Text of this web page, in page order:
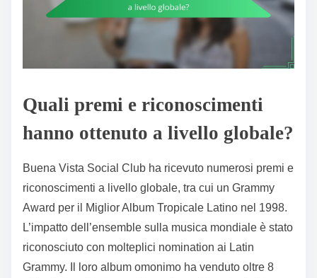
Quali premi e riconoscimenti
hanno ottenuto a livello globale?
Buena Vista Social Club ha ricevuto numerosi premi e
riconoscimenti a livello globale, tra cui un Grammy
Award per il Miglior Album Tropicale Latino nel 1998.
L’impatto dell’ensemble sulla musica mondiale è stato
riconosciuto con molteplici nomination ai Latin
Grammy. Il loro album omonimo ha venduto oltre 8